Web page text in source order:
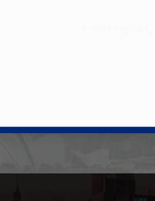
Đăng